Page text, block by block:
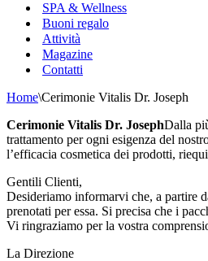
SPA & Wellness
Buoni regalo
Attività
Magazine
Contatti
Home\Cerimonie Vitalis Dr. Joseph
Cerimonie Vitalis Dr. JosephDalla
trattamento per ogni esigenza del
l’efficacia cosmetica dei prodotti,
Gentili Clienti,
Desideriamo informarvi che, a partire
prenotati per essa. Si precisa che i
Vi ringraziamo per la vostra
La Direzione